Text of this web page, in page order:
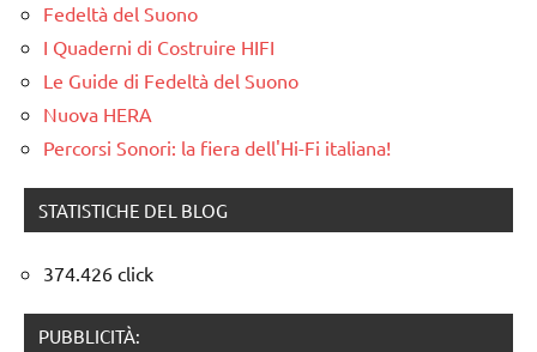
Fedeltà del Suono
I Quaderni di Costruire HIFI
Le Guide di Fedeltà del Suono
Nuova HERA
Percorsi Sonori: la fiera dell'Hi-Fi italiana!
STATISTICHE DEL BLOG
374.426 click
PUBBLICITÀ: